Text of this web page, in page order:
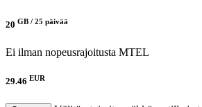
20 GB / 25 päivää
Ei ilman nopeusrajoitusta MTEL
29.46 EUR